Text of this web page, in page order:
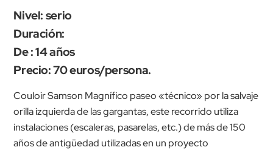
Nivel: serio
Duración:
De : 14 años
Precio: 70 euros/persona.
Couloir Samson Magnífico paseo «técnico» por la salvaje
orilla izquierda de las gargantas, este recorrido utiliza
instalaciones (escaleras, pasarelas, etc.) de más de 150
años de antigüedad utilizadas en un proyecto